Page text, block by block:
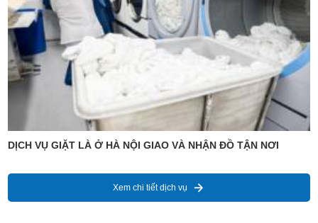
DỊCH VỤ GIẶT LÀ Ở HÀ NỘI GIAO VÀ NHẬN ĐỒ TẬN NƠI
Xem chi tiết dịch vụ